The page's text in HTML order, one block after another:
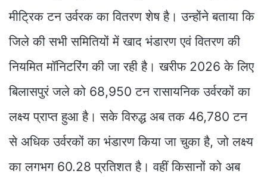
मीट्रिक टन उर्वरक का वितरण शेष है। उन्होंने बताया कि
जिले की सभी समितियों में खाद भंडारण एवं वितरण की
नियमित मॉनिटरिंग की जा रही है। खरीफ 2026 के लिए
बिलासपुरं जले को 68,950 टन रासायनिक उर्वरकों का
लक्ष्य प्राप्त हुआ है। सके विरुद्ध अब तक 46,780 टन
से अधिक उर्वरकों का भंडारण किया जा चुका है, जो लक्ष्य
का लगभग 60.28 प्रतिशत है। वहीं किसानों को अब